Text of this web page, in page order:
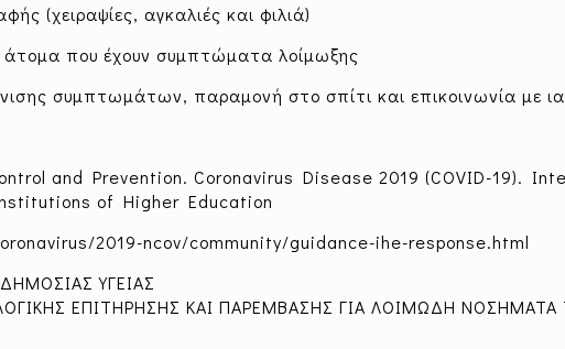
(χειραψίες, αγκαλιές και φιλιά)
που έχουν συμπτώματα λοίμωξης
συμπτωμάτων, παραμονή στο σπίτι και επικοινωνία με
and Prevention. Coronavirus Disease 2019 (COVID-19).
of Higher Education
2019-ncov/community/guidance-ihe-response.html
ΥΓΕΙΑΣ
ΕΠΙΤΗΡΗΣΗΣ ΚΑΙ ΠΑΡΕΜΒΑΣΗΣ ΓΙΑ ΛΟΙΜΩΔΗ ΝΟΣΗΜΑΤΑ